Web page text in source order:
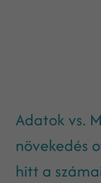
Adatok vs.
növekedés
hitt a